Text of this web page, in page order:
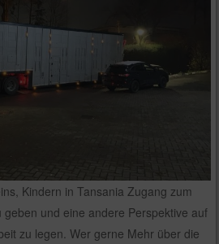
Kindern in Tansania Zugang zum
geben und eine andere Perspektive auf
zu legen. Wer gerne Mehr über die